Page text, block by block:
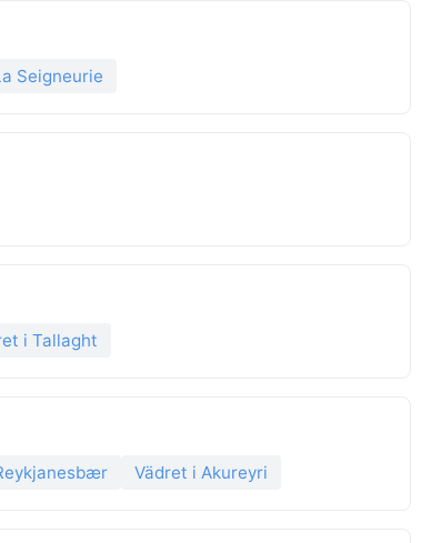
Seigneurie
i Tallaght
Vädret i Akureyri